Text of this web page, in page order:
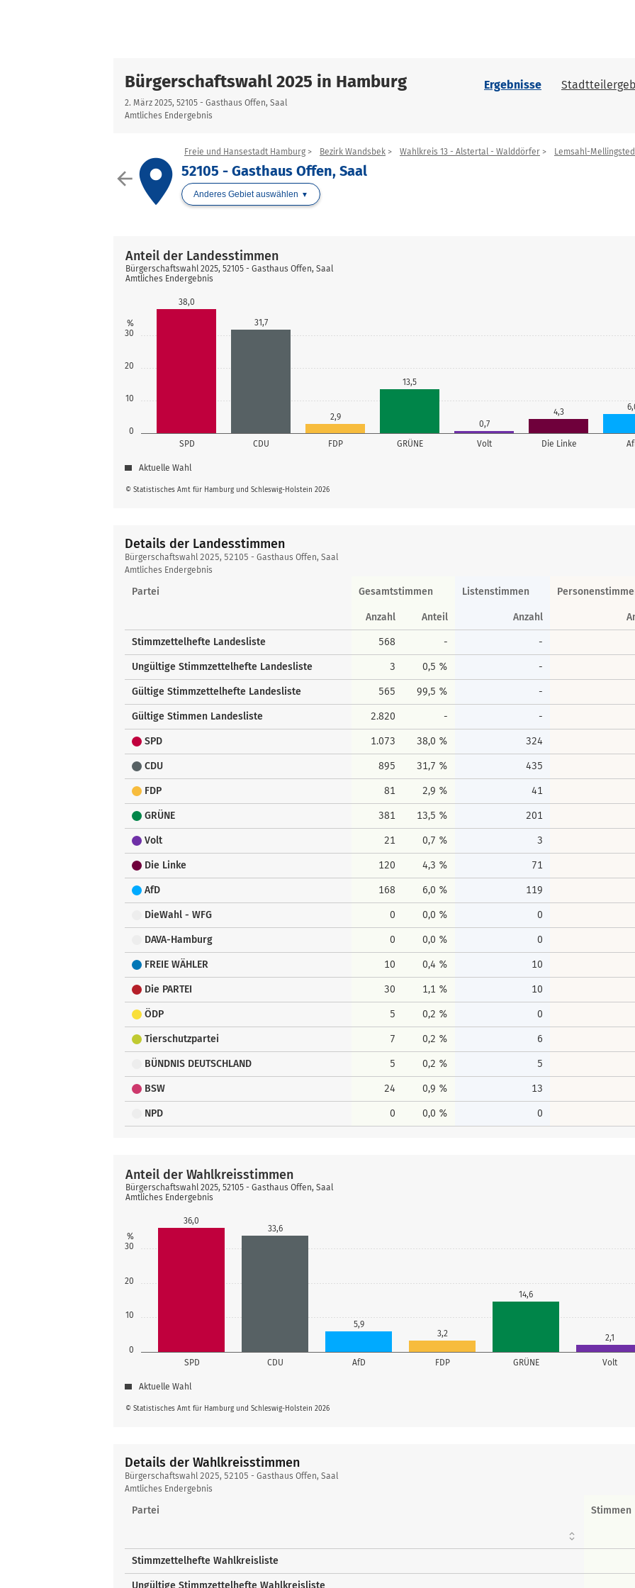
Bürgerschaftswahl 2025 in Hamburg
2. März 2025, 52105 - Gasthaus Offen, Saal
Amtliches Endergebnis
Ergebnisse
arrow_backplace
Freie und Hansestadt Hamburg Bezirk Wandsbek Wahlkreis 13 - Alstertal - Walddörfer Lemsahl-
52105 - Gasthaus Offen, Saal
Anderes Gebiet auswählen
0
10
20
30
%
SPD CDU FDP GRÜNE Volt Die Linke
38,0
31,7
2,9
13,5
0,7
4,3
© Statistisches Amt für Hamburg und Schleswig-Holstein 2026
Anteil der Landesstimmen
Bürgerschaftswahl 2025, 52105 - Gasthaus Offen, Saal
Amtliches Endergebnis
Aktuelle Wahl
Details der Landesstimmen
Details
der
Landesstimmen
Bürgerschaftswahl 2025, 52105 - Gasthaus Offen, Saal
Amtliches Endergebnis
Partei Gesamtstimmen Listenstimmen
Anzahl Anteil Anzahl
Stimmzettelhefte Landesliste 568 - -
Ungültige Stimmzettelhefte Landesliste 3 0,5 % -
Gültige Stimmzettelhefte Landesliste 565 99,5 % -
Gültige Stimmen Landesliste 2.820 - -
SPD 1.073 38,0 % 324
CDU 895 31,7 % 435
FDP 81 2,9 % 41
GRÜNE 381 13,5 % 201
Volt 21 0,7 % 3
Die Linke 120 4,3 % 71
AfD 168 6,0 % 119
DieWahl - WFG 0 0,0 % 0
DAVA-Hamburg 0 0,0 % 0
FREIE WÄHLER 10 0,4 % 10
Die PARTEI 30 1,1 % 10
ÖDP 5 0,2 % 0
Tierschutzpartei 7 0,2 % 6
BÜNDNIS DEUTSCHLAND 5 0,2 % 5
BSW 24 0,9 % 13
NPD 0 0,0 % 0
0
10
20
30
%
SPD CDU AfD FDP GRÜNE Volt
36,0
33,6
5,9
3,2
14,6
2,1
© Statistisches Amt für Hamburg und Schleswig-Holstein 2026
Anteil der Wahlkreisstimmen
Bürgerschaftswahl 2025, 52105 - Gasthaus Offen, Saal
Amtliches Endergebnis
Aktuelle Wahl
Details der Wahlkreisstimmen
Details
der
Wahlkreisstimmen
Bürgerschaftswahl 2025, 52105 - Gasthaus Offen, Saal
Amtliches Endergebnis
Partei Stimmen
Stimmzettelhefte Wahlkreisliste
Ungültige Stimmzettelhefte Wahlkreisliste